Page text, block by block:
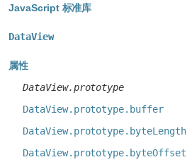
Metadata
JavaScript 标准库
DataView
属性
DataView.prototype
DataView.prototype.buffer
DataView.prototype.byteLength
DataView.prototype.byteOffset